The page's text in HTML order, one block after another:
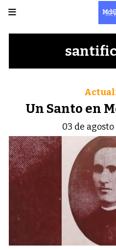
Un Santo en
03 de